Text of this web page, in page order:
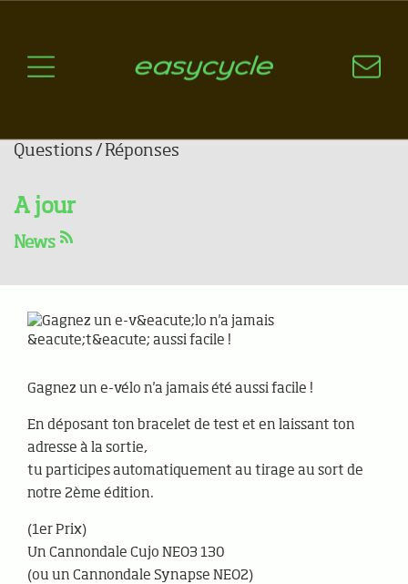
Aspects techniques
Questions / Réponses
A jour
News
Gagnez un e-vélo n'a jamais
été aussi facile !
Gagnez un e-vélo n'a jamais été aussi facile !
En déposant ton bracelet de test et en laissant ton
adresse à la sortie,
tu participes automatiquement au tirage au sort de
notre 2ème édition.
(1er Prix)
Un Cannondale Cujo NEO3 130
(ou un Cannondale Synapse NEO2)